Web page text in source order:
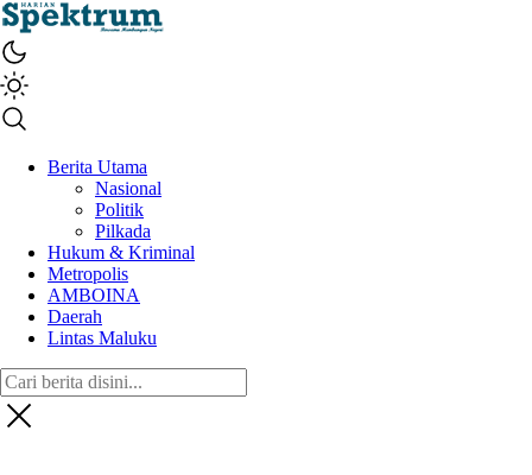
spektrumonline.com
Berita Utama
Nasional
Politik
Pilkada
Hukum & Kriminal
Metropolis
AMBOINA
Daerah
Lintas Maluku